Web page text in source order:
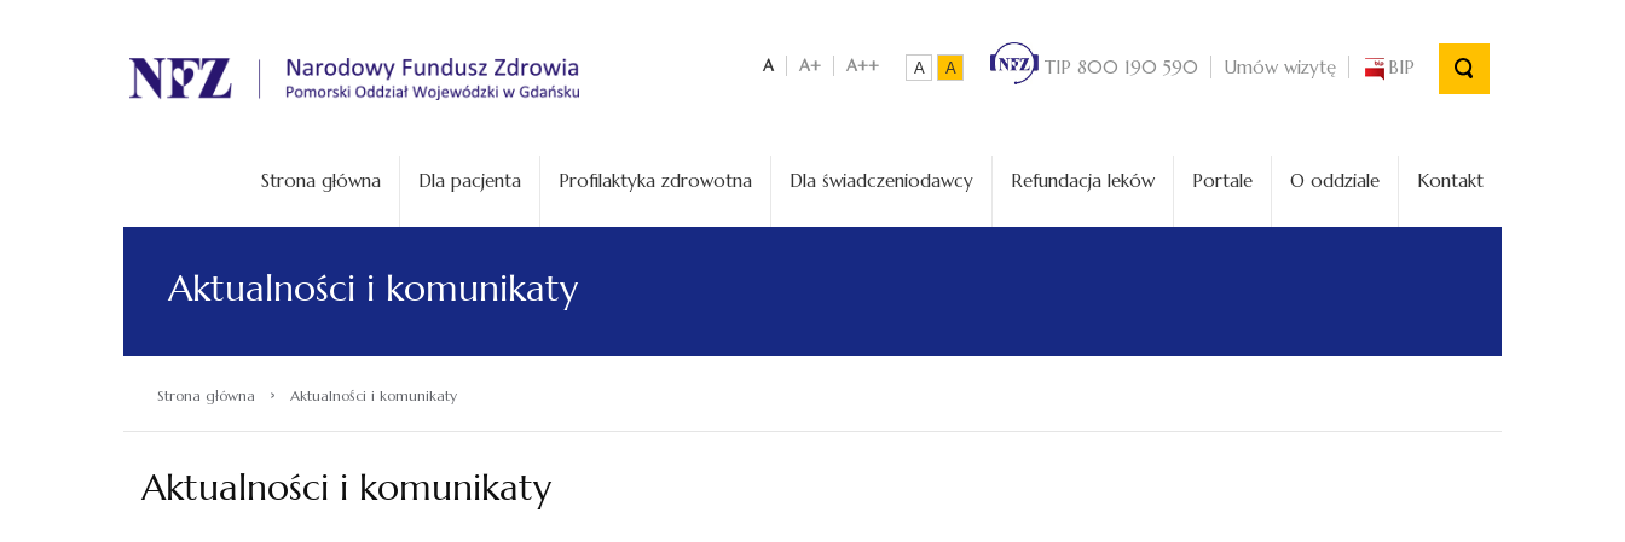
. A A+ A++ A A TIP 800 190 590 Umów wizytę BIP
Strona główna Dla pacjenta Profilaktyka zdrowotna Dla świadczeniodawcy Refundacja leków Portale O oddziale Kontakt
Aktualności i komunikaty
Strona główna › Aktualności i komunikaty
Aktualności i komunikaty